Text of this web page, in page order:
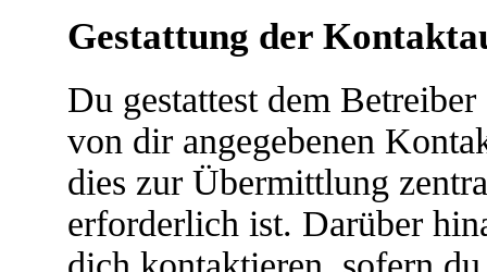
Gestattung der
Du gestattest dem
von dir angegebenen
dies zur Übermittlung
erforderlich ist. Darüber